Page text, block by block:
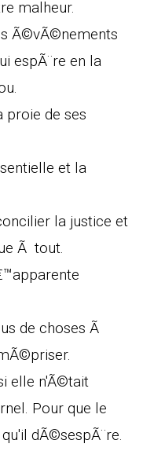
malheur.
Ã©vÃ©nements
espÃ¨re en la
proie de ses
et la
la justice et
Ã tout.
de choses Ã
elle n'Ã©tait
Pour que le
dÃ©sespÃ¨re.